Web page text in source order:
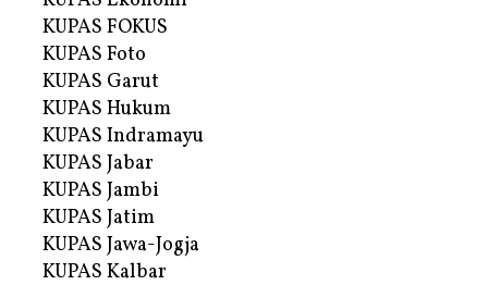
KUPAS FOKUS
KUPAS Foto
KUPAS Garut
KUPAS Hukum
KUPAS Indramayu
KUPAS Jabar
KUPAS Jambi
KUPAS Jatim
KUPAS Jawa-Jogja
KUPAS Kalbar